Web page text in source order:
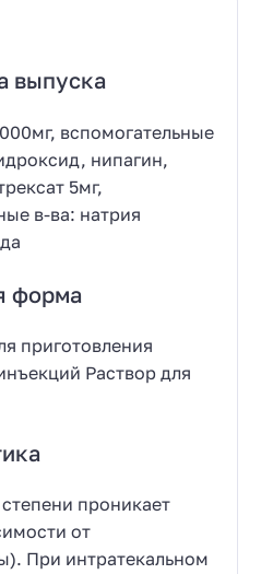
выпуска
вспомогательные
нипагин,
5мг,
в-ва: натрия
форма
приготовления
Раствор для
проникает
от
При интратекальном